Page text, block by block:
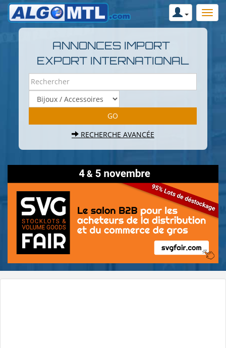
ANNONCES IMPORT
EXPORT INTERNATIONAL
RECHERCHE AVANCÉE